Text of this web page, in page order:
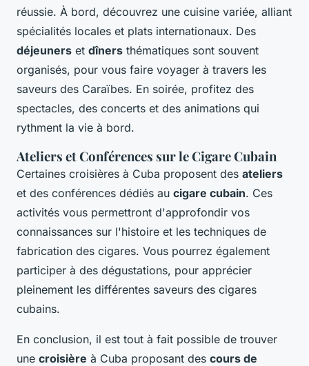
réussie. À bord, découvrez une cuisine variée, alliant
spécialités locales et plats internationaux. Des
déjeuners et dîners thématiques sont souvent
organisés, pour vous faire voyager à travers les
saveurs des Caraïbes. En soirée, profitez des
spectacles, des concerts et des animations qui
rythment la vie à bord.
Ateliers et Conférences sur le Cigare Cubain
Certaines croisières à Cuba proposent des ateliers
et des conférences dédiés au cigare cubain. Ces
activités vous permettront d'approfondir vos
connaissances sur l'histoire et les techniques de
fabrication des cigares. Vous pourrez également
participer à des dégustations, pour apprécier
pleinement les différentes saveurs des cigares
cubains.
En conclusion, il est tout à fait possible de trouver
une croisière à Cuba proposant des cours de